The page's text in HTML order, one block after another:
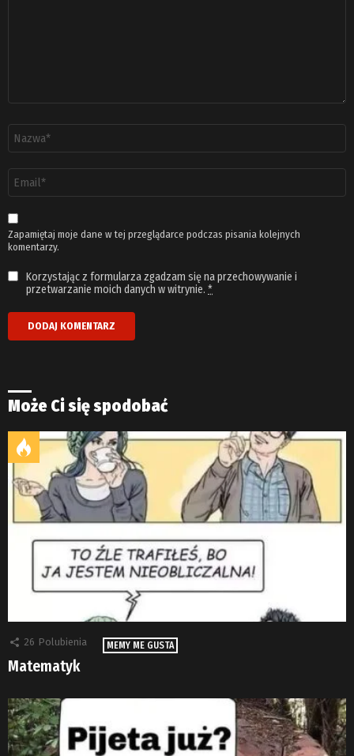
email
*
Zapamiętaj moje dane w tej przeglądarce podczas pisania kolejnych
komentarzy.
Korzystając z formularza zgadzam się na przechowywanie i
przetwarzanie moich danych w witrynie. *
Może Ci się spodobać
26 Polubienia MEMY ME GUSTA
Matematyk